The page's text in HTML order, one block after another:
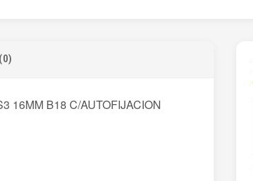
16MM B18 C/AUTOFIJACION